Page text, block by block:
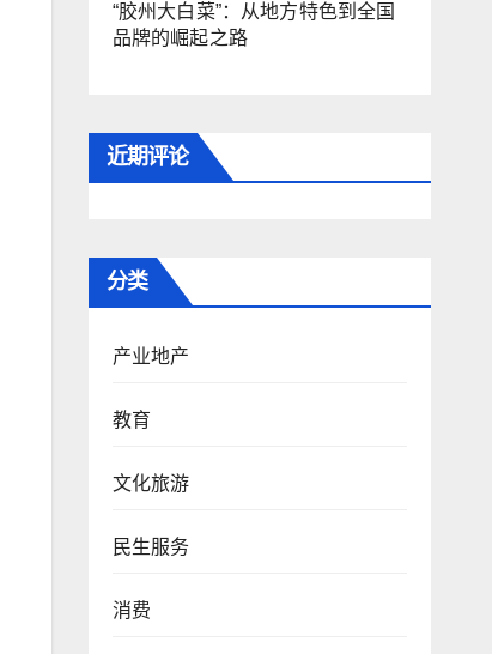
“胶州大白菜”：从地方特色到全国
品牌的崛起之路
近期评论
分类
产业地产
教育
文化旅游
民生服务
消费